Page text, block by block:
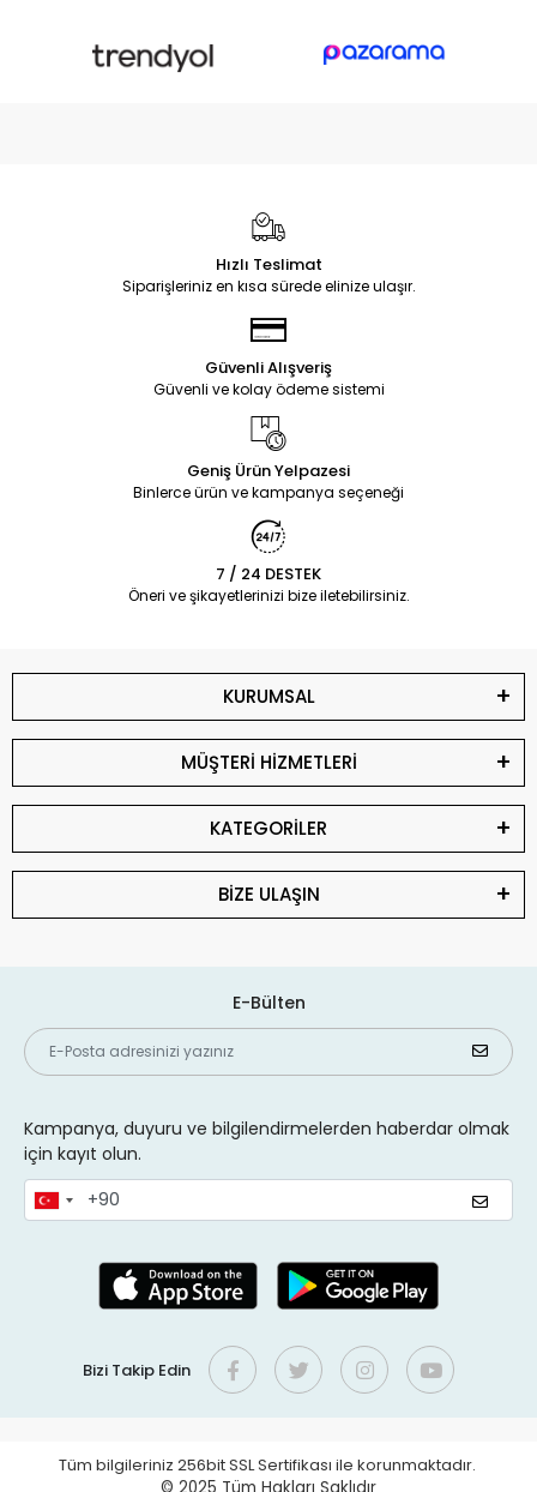
Hızlı Teslimat
Siparişleriniz en kısa sürede elinize ulaşır.
Güvenli Alışveriş
Güvenli ve kolay ödeme sistemi
Geniş Ürün Yelpazesi
Binlerce ürün ve kampanya seçeneği
7 / 24 DESTEK
Öneri ve şikayetlerinizi bize iletebilirsiniz.
KURUMSAL
MÜŞTERİ HİZMETLERİ
KATEGORİLER
BİZE ULAŞIN
E-Bülten
Kampanya, duyuru ve bilgilendirmelerden haberdar olmak
için kayıt olun.
Bizi Takip Edin
Tüm bilgileriniz 256bit SSL Sertifikası ile korunmaktadır.